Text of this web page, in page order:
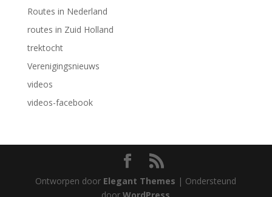
Routes in Nederland
routes in Zuid Holland
trektocht
Verenigingsnieuws
videos
videos-facebook
Ontworpen door Elegant Themes | Ondersteund